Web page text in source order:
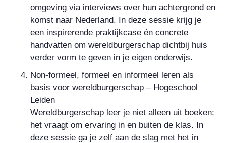
omgeving via interviews over hun achtergrond en
komst naar Nederland. In deze sessie krijg je
een inspirerende praktijkcase én concrete
handvatten om wereldburgerschap dichtbij huis
verder vorm te geven in je eigen onderwijs.
Non-formeel, formeel en informeel leren als
basis voor wereldburgerschap – Hogeschool
Leiden
Wereldburgerschap leer je niet alleen uit boeken;
het vraagt om ervaring in en buiten de klas. In
deze sessie ga je zelf aan de slag met het in